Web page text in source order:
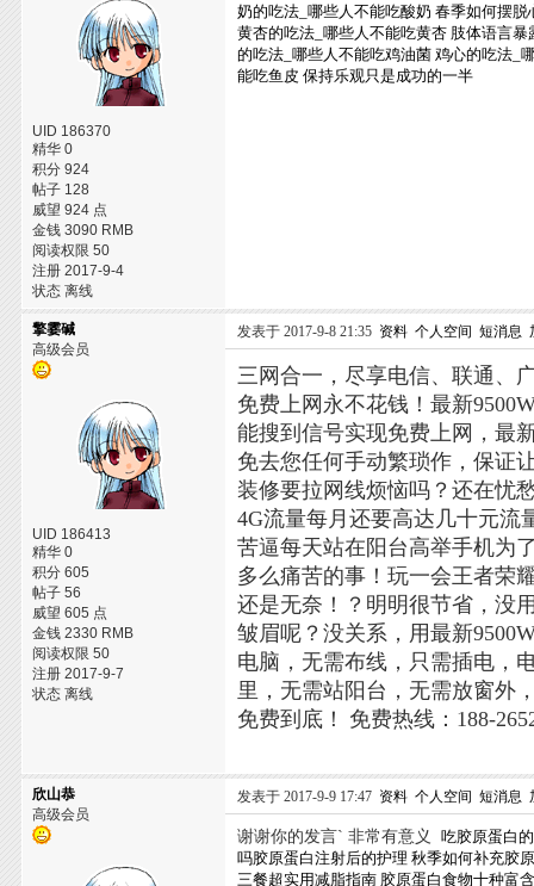
UID 186370
精华 0
积分 924
帖子 128
威望 924 点
金钱 3090 RMB
阅读权限 50
注册 2017-9-4
状态 离线
奶的吃法_哪些人不能吃酸奶 春季如何摆脱
黄杏的吃法_哪些人不能吃黄杏 肢体语言暴
的吃法_哪些人不能吃鸡油菌 鸡心的吃法_
能吃鱼皮 保持乐观只是成功的一半
擎霎碱
高级会员
UID 186413
精华 0
积分 605
帖子 56
威望 605 点
金钱 2330 RMB
阅读权限 50
注册 2017-9-7
状态 离线
发表于 2017-9-8 21:35 资料 个人空间 短消息
三网合一，尽享电信、联通、
免费上网永不花钱！最新
能搜到信号实现免费上网，最
免去您任何手动繁琐作，保证
装修要拉网线烦恼吗？还在忧
4G流量每月还要高达几十元流
苦逼每天站在阳台高举手机为
多么痛苦的事！玩一会王者荣
还是无奈！？明明很节省，没
皱眉呢？没关系，用最新
电脑，无需布线，只需插电，
里，无需站阳台，无需放窗外
免费到底！
免费热线：188-
欣山恭
高级会员
发表于 2017-9-9 17:47 资料 个人空间 短消息
谢谢你的发言` 非常有意义
吃胶原蛋白
吗胶原蛋白注射后的护理 秋季如何补充胶
三餐超实用减脂指南 胶原蛋白食物十种富